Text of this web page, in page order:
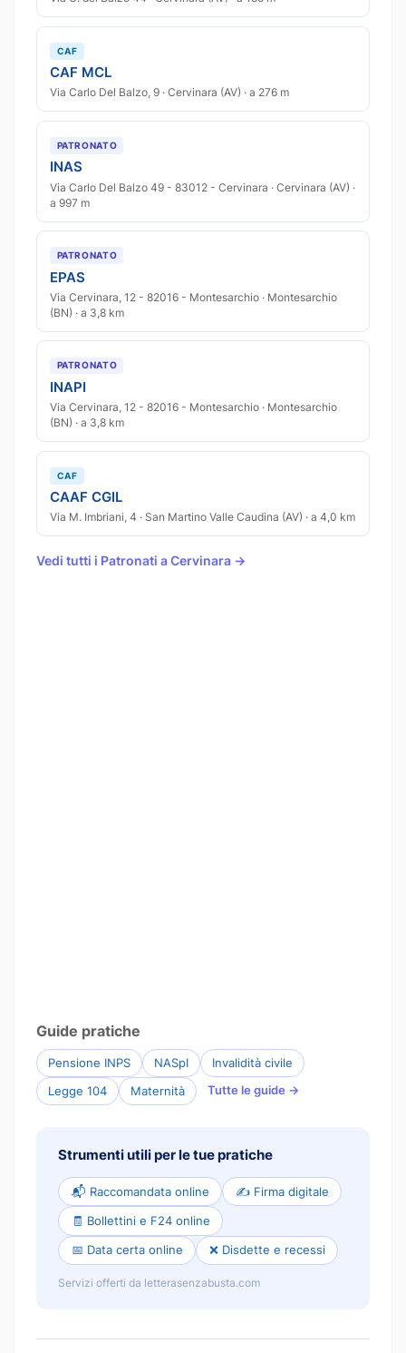
CAF
CAF MCL
Via Carlo Del Balzo, 9 · Cervinara (AV) · a 276 m
PATRONATO
INAS
Via Carlo Del Balzo 49 - 83012 - Cervinara · Cervinara (AV) ·
a 997 m
PATRONATO
EPAS
Via Cervinara, 12 - 82016 - Montesarchio · Montesarchio
(BN) · a 3,8 km
PATRONATO
INAPI
Via Cervinara, 12 - 82016 - Montesarchio · Montesarchio
(BN) · a 3,8 km
CAF
CAAF CGIL
Via M. Imbriani, 4 · San Martino Valle Caudina (AV) · a 4,0 km
Vedi tutti i Patronati a Cervinara →
Guide pratiche
Pensione INPS NASpI
Invalidità civile
Legge 104
Maternità Tutte le guide →
Strumenti utili per le tue pratiche
📬 Raccomandata online ✍️ Firma digitale
🧾 Bollettini e F24 online
📅 Data certa online ❌ Disdette e recessi
Servizi offerti da letterasenzabusta.com